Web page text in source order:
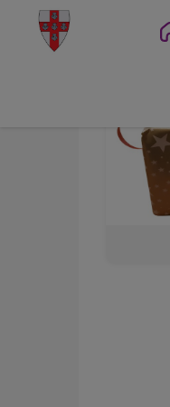
Contenu